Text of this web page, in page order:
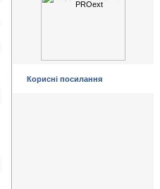
Корисні посилання